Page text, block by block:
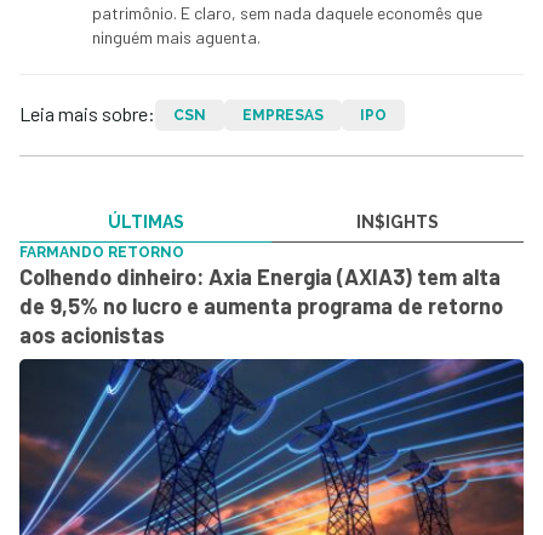
patrimônio. E claro, sem nada daquele economês que
ninguém mais aguenta.
Leia mais sobre: CSN EMPRESAS IPO
ÚLTIMAS IN$IGHTS
FARMANDO RETORNO
Colhendo dinheiro: Axia Energia (AXIA3) tem alta
de 9,5% no lucro e aumenta programa de retorno
aos acionistas